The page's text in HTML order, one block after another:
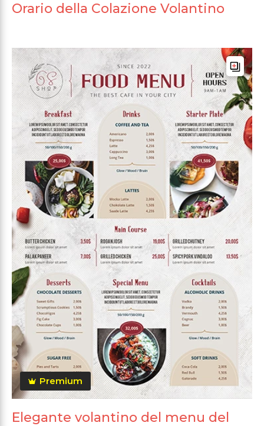
Orario della Colazione Volantino
Premium
Elegante volantino del menu del